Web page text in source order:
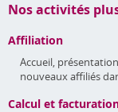
Nos activités
Affiliation
Accueil,
nouveaux affiliés
Calcul et